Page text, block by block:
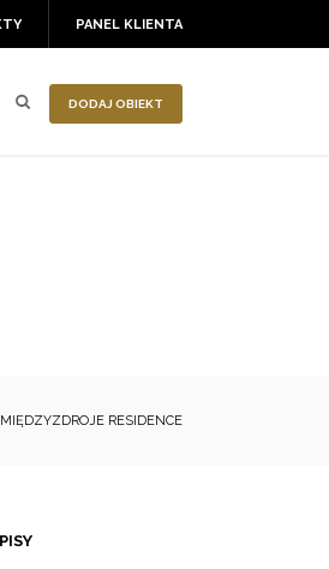
PANEL KLIENTA
DODAJ OBIEKT
RESIDENCE